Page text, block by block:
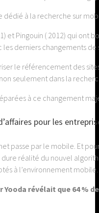
dédié à la recherche sur
et Pingouin ( 2012) qui ont
les derniers changements
le référencement des
seulement dans la
à ce changement
pour les
passe par le mobile. Et
réalité du nouvel
à l’environnement mobile.
Yooda révélait que 64 %